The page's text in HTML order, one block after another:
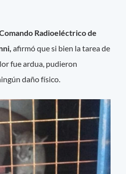
Radioeléctrico de
afirmó que si bien la tarea de
fue ardua, pudieron
daño físico.